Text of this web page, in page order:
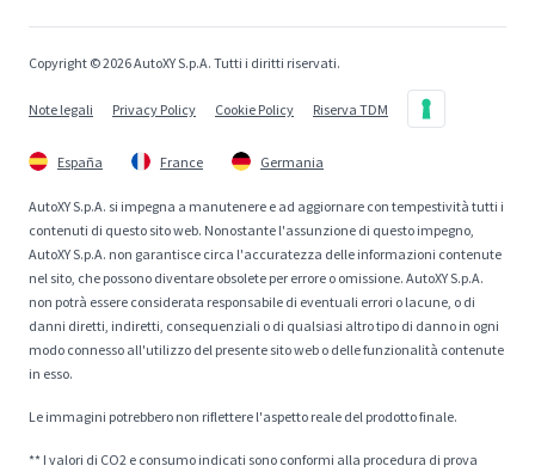
Copyright © 2026 AutoXY S.p.A. Tutti i diritti riservati.
Note legali Privacy Policy Cookie Policy Riserva TDM
España France Germania
AutoXY S.p.A. si impegna a manutenere e ad aggiornare con tempestività tutti i
contenuti di questo sito web. Nonostante l'assunzione di questo impegno,
AutoXY S.p.A. non garantisce circa l'accuratezza delle informazioni contenute
nel sito, che possono diventare obsolete per errore o omissione. AutoXY S.p.A.
non potrà essere considerata responsabile di eventuali errori o lacune, o di
danni diretti, indiretti, consequenziali o di qualsiasi altro tipo di danno in ogni
modo connesso all'utilizzo del presente sito web o delle funzionalità contenute
in esso.
Le immagini potrebbero non riflettere l'aspetto reale del prodotto finale.
** I valori di CO2 e consumo indicati sono conformi alla procedura di prova